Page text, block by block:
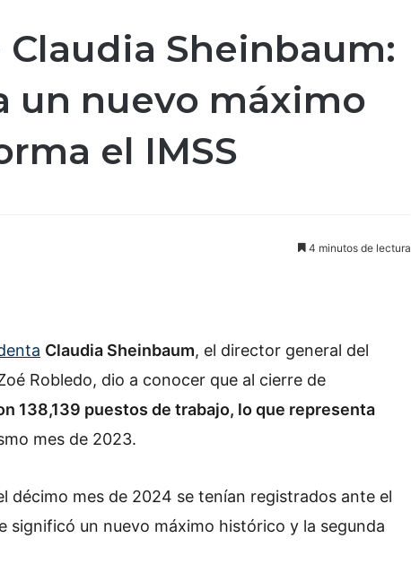
Sheinbaum:
un nuevo máximo
el IMSS
4 minutos de lectura
Claudia Sheinbaum, el director general del
Robledo, dio a conocer que al cierre de
138,139 puestos de trabajo, lo que representa
mes de 2023.
décimo mes de 2024 se tenían registrados ante el
significó un nuevo máximo histórico y la segunda